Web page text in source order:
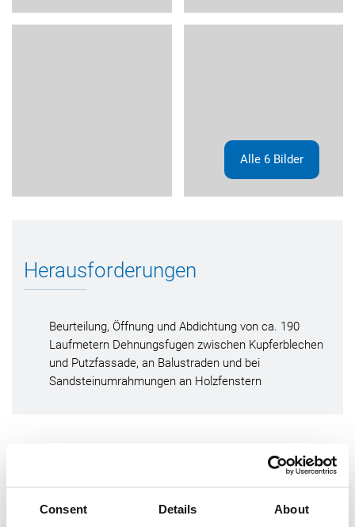
Consent Details About
Alle 6 Bilder
Herausforderungen
Beurteilung, Öffnung und Abdichtung von ca. 190
Laufmetern Dehnungsfugen zwischen Kupferblechen
und Putzfassade, an Balustraden und bei
Sandsteinumrahmungen an Holzfenstern
Die Lösung mit OTTO Produkten
Neben einergroßen Farbauswahl, die einen farblich möglichst